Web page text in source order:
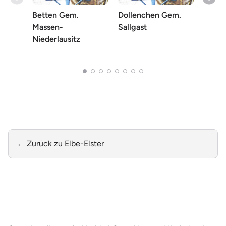
Betten Gem.
Massen-
Niederlausitz
Dollenchen Gem.
Sallgast
← Zurück zu Elbe-Elster